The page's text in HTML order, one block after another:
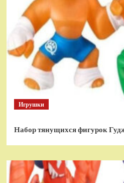
Игрушки
Набор тянущихся фигурок